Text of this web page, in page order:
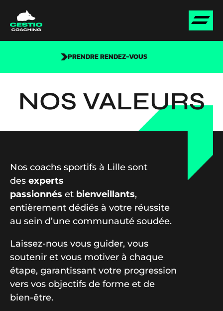
PRENDRE RENDEZ-VOUS
NOS VALEURS
Nos coachs sportifs à Lille sont
des experts
passionnés et bienveillants,
entièrement dédiés à votre réussite
au sein d’une communauté soudée.
Laissez-nous vous guider, vous
soutenir et vous motiver à chaque
étape, garantissant votre progression
vers vos objectifs de forme et de
bien-être.